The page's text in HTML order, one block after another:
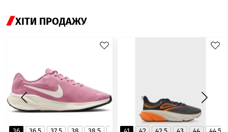
ХІТИ ПРОДАЖУ